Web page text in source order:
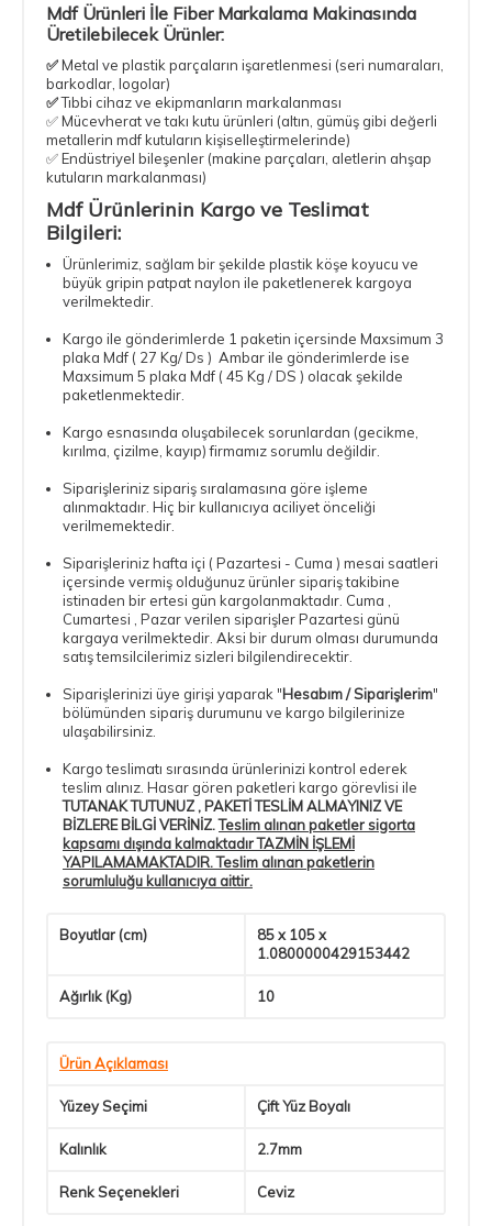
Mdf Ürünleri İle Fiber Markalama Makinasında
Üretilebilecek Ürünler:
✅Metal ve plastik parçaların işaretlenmesi (seri numaraları,
barkodlar, logolar)
✅Tıbbi cihaz ve ekipmanların markalanması
✅ Mücevherat ve takı kutu ürünleri (altın, gümüş gibi değerli
metallerin mdf kutuların kişiselleştirmelerinde)
✅ Endüstriyel bileşenler (makine parçaları, aletlerin ahşap
kutuların markalanması)
Mdf Ürünlerinin Kargo ve Teslimat
Bilgileri:
Ürünlerimiz, sağlam bir şekilde plastik köşe koyucu ve
büyük gripin patpat naylon ile paketlenerek kargoya
verilmektedir.
Kargo ile gönderimlerde 1 paketin içersinde Maxsimum 3
plaka Mdf ( 27 Kg/ Ds ) Ambar ile gönderimlerde ise
Maxsimum 5 plaka Mdf ( 45 Kg / DS ) olacak şekilde
paketlenmektedir.
Kargo esnasında oluşabilecek sorunlardan (gecikme,
kırılma, çizilme, kayıp) firmamız sorumlu değildir.
Siparişleriniz sipariş sıralamasına göre işleme
alınmaktadır. Hiç bir kullanıcıya aciliyet önceliği
verilmemektedir.
Siparişleriniz hafta içi ( Pazartesi - Cuma ) mesai saatleri
içersinde vermiş olduğunuz ürünler sipariş takibine
istinaden bir ertesi gün kargolanmaktadır. Cuma ,
Cumartesi , Pazar verilen siparişler Pazartesi günü
kargaya verilmektedir. Aksi bir durum olması durumunda
satış temsilcilerimiz sizleri bilgilendirecektir.
Siparişlerinizi üye girişi yaparak "Hesabım / Siparişlerim"
bölümünden sipariş durumunu ve kargo bilgilerinize
ulaşabilirsiniz.
Kargo teslimatı sırasında ürünlerinizi kontrol ederek
teslim alınız. Hasar gören paketleri kargo görevlisi ile
TUTANAK TUTUNUZ , PAKETİ TESLİM ALMAYINIZ VE
BİZLERE BİLGİ VERİNİZ.Teslim alınan paketler sigorta
kapsamı dışında kalmaktadır TAZMİN İŞLEMİ
YAPILAMAMAKTADIR. Teslim alınan paketlerin
sorumluluğu kullanıcıya aittir.
Boyutlar (cm)
85 x 105 x
1.0800000429153442
Ağırlık (Kg) 10
Ürün Açıklaması
Yüzey Seçimi Çift Yüz Boyalı
Kalınlık 2.7mm
Renk Seçenekleri Ceviz